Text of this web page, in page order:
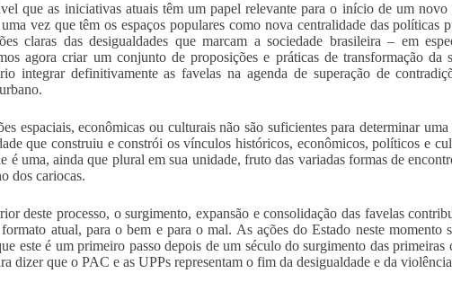
que as iniciativas atuais têm um papel relevante para o início de um
vez que têm os espaços populares como nova centralidade das políticas
claras das desigualdades que marcam a sociedade brasileira – em
agora criar um conjunto de proposições e práticas de transformação da
integrar definitivamente as favelas na agenda de superação de
espaciais, econômicas ou culturais não são suficientes para determinar
que construiu e constrói os vínculos históricos, econômicos, políticos e
é uma, ainda que plural em sua unidade, fruto das variadas formas de
dos cariocas.
deste processo, o surgimento, expansão e consolidação das favelas
atual, para o bem e para o mal. As ações do Estado neste momento
este é um primeiro passo depois de um século do surgimento das
dizer que o PAC e as UPPs representam o fim da desigualdade e da